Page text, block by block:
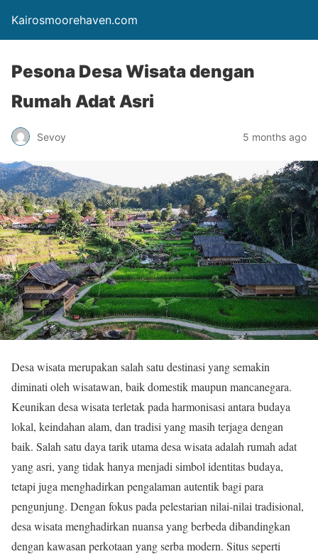
Kairosmoorehaven.com
Pesona Desa Wisata dengan
Rumah Adat Asri
Sevoy 5 months ago
Desa wisata merupakan salah satu destinasi yang semakin
diminati oleh wisatawan, baik domestik maupun mancanegara.
Keunikan desa wisata terletak pada harmonisasi antara budaya
lokal, keindahan alam, dan tradisi yang masih terjaga dengan
baik. Salah satu daya tarik utama desa wisata adalah rumah adat
yang asri, yang tidak hanya menjadi simbol identitas budaya,
tetapi juga menghadirkan pengalaman autentik bagi para
pengunjung. Dengan fokus pada pelestarian nilai-nilai tradisional,
desa wisata menghadirkan nuansa yang berbeda dibandingkan
dengan kawasan perkotaan yang serba modern. Situs seperti